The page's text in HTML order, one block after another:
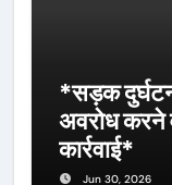
*सड़क
अवरोध करने
कार्रवाई*
Jun 30, 2026